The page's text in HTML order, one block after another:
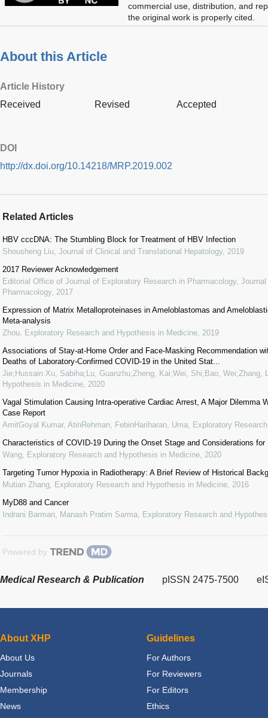
commercial use, distribution, and
the original work is properly cited.
About this Article
Article History
Received
Revised Accepted
DOI
http://dx.doi.org/10.14218/MRP.2019.002
Related Articles
HBV cccDNA: The Stumbling Block for Treatment of HBV Infection
Shousheng Liu Journal of Clinical and Translational Hepatology, 2019
2017 Reviewer Acknowledgement
Editorial Office of Journal of Exploratory Research in Pharmacology,
Pharmacology, 2017
Expression of Matrix Metalloproteinases in Ameloblastomas and
Meta-analysis
Zhou Exploratory Research and Hypothesis in Medicine 2019
Associations of Stay-at-Home Order and Face-Masking Recommendation
Deaths of Laboratory-Confirmed COVID-19 in the United Stat...
Jie;Hussain Xu, Sabiha;Lu, Guanzhu;Zheng, Kai;Wei, Shi;Bao, Wei;Zhang,
Hypothesis in Medicine 2020
Vagal Stimulation Causing Intra-operative Cardiac Arrest, A Major Dilemma
Case Report
AmitGoyal Kumar, AtinRehman, FebinHariharan, Uma
Exploratory
Characteristics of COVID-19 During the Onset Stage and Considerations for
Wang Exploratory Research and Hypothesis in Medicine 2020
Targeting Tumor Hypoxia in Radiotherapy: A Brief Review of Historical
Mutian Zhang Exploratory Research and Hypothesis in Medicine 2016
MyD88 and Cancer
Indrani Barman, Manash Pratim Sarma
Exploratory Research and
Powered by
Medical Research & Publication pISSN 2475-7500
About XHP
About Us
Journals
Membership
News
Guidelines
For Authors
For Reviewers
For Editors
Ethics